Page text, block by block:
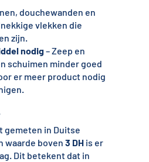
douchewanden en
vlekken die
zijn.
nodig– Zeep en
schuimen minder goed
er meer product nodig
gemeten in Duitse
waarde boven 3 DHis er
Dit betekent dat in